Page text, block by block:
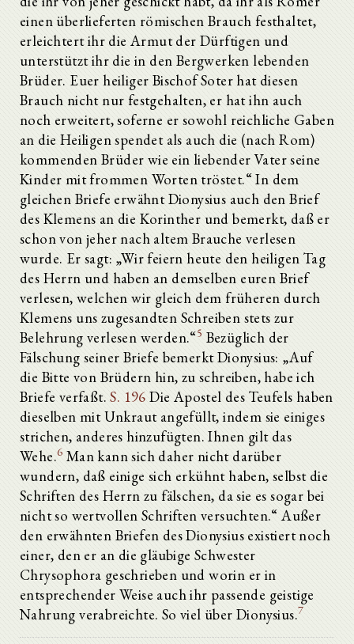
einen überlieferten römischen Brauch festhaltet,
erleichtert ihr die Armut der Dürftigen und
unterstützt ihr die in den Bergwerken lebenden
Brüder. Euer heiliger Bischof Soter hat diesen
Brauch nicht nur festgehalten, er hat ihn auch
noch erweitert, soferne er sowohl reichliche Gaben
an die Heiligen spendet als auch die (nach Rom)
kommenden Brüder wie ein liebender Vater seine
Kinder mit frommen Worten tröstet.“ In dem
gleichen Briefe erwähnt Dionysius auch den Brief
des Klemens an die Korinther und bemerkt, daß er
schon von jeher nach altem Brauche verlesen
wurde. Er sagt: „Wir feiern heute den heiligen Tag
des Herrn und haben an demselben euren Brief
verlesen, welchen wir gleich dem früheren durch
Klemens uns zugesandten Schreiben stets zur
Belehrung verlesen werden.“5 Bezüglich der
Fälschung seiner Briefe bemerkt Dionysius: „Auf
die Bitte von Brüdern hin, zu schreiben, habe ich
Briefe verfaßt.S. 196 Die Apostel des Teufels haben
dieselben mit Unkraut angefüllt, indem sie einiges
strichen, anderes hinzufügten. Ihnen gilt das
Wehe.6 Man kann sich daher nicht darüber
wundern, daß einige sich erkühnt haben, selbst die
Schriften des Herrn zu fälschen, da sie es sogar bei
nicht so wertvollen Schriften versuchten.“ Außer
den erwähnten Briefen des Dionysius existiert noch
einer, den er an die gläubige Schwester
Chrysophora geschrieben und worin er in
entsprechender Weise auch ihr passende geistige
Nahrung verabreichte. So viel über Dionysius.7